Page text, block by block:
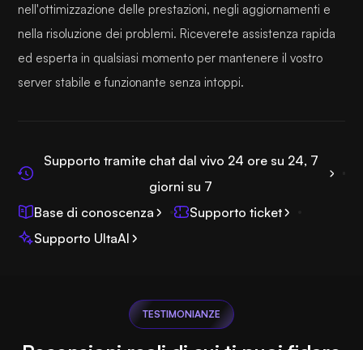
nell'ottimizzazione delle prestazioni, negli aggiornamenti e
nella risoluzione dei problemi. Riceverete assistenza rapida
ed esperta in qualsiasi momento per mantenere il vostro
server stabile e funzionante senza intoppi.
Supporto tramite chat dal vivo 24 ore su 24, 7
giorni su 7
Base di conoscenza
Supporto ticket
Supporto UltaAI
TESTIMONIANZE